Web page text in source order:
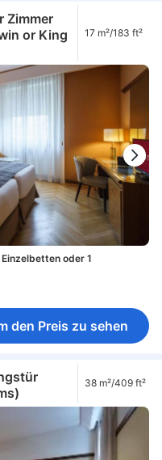
Zimmer
or King
17 m²/183 ft²
Einzelbetten oder 1
den Preis zu sehen
38 m²/409 ft²